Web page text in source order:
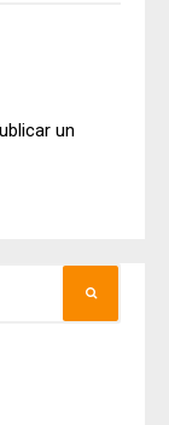
un